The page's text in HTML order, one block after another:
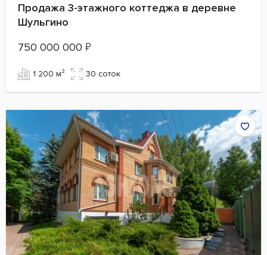
Продажа 3-этажного коттеджа в деревне
Шульгино
750 000 000 ₽
1 200 м² 30 cоток